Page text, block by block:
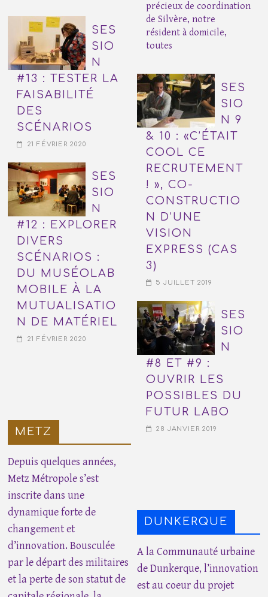
SES
SIO
N
#13 : TESTER LA
FAISABILITÉ
DES
SCÉNARIOS
21 FÉVRIER 2020
SES
SIO
N
#12 : EXPLORER
DIVERS
SCÉNARIOS :
DU MUSÉOLAB
MOBILE À LA
MUTUALISATIO
N DE MATÉRIEL
21 FÉVRIER 2020
METZ
Depuis quelques années,
Metz Métropole s’est
inscrite dans une
dynamique forte de
changement et
d’innovation. Bousculée
par le départ des militaires
et la perte de son statut de
précieux de coordination
de Silvère, notre
résident à domicile,
toutes
SES
SIO
N 9
& 10 : «C’ÉTAIT
COOL CE
RECRUTEMENT
! », CO-
CONSTRUCTIO
N D’UNE
VISION
EXPRESS (CAS
3)
5 JUILLET 2019
SES
SIO
N
#8 ET #9 :
OUVRIR LES
POSSIBLES DU
FUTUR LABO
28 JANVIER 2019
DUNKERQUE
A la Communauté urbaine
de Dunkerque, l’innovation
est au coeur du projet